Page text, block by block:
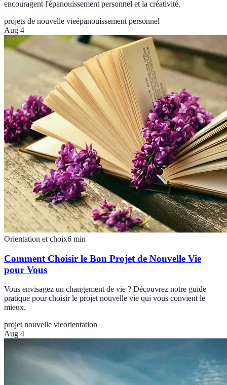
encouragent l'épanouissement personnel et la créativité.
projets de nouvelle vieépanouissement personnel
Aug 4
Orientation et choix6 min
Comment Choisir le Bon Projet de Nouvelle Vie
pour Vous
Vous envisagez un changement de vie ? Découvrez notre guide
pratique pour choisir le projet nouvelle vie qui vous convient le
mieux.
projet nouvelle vieorientation
Aug 4